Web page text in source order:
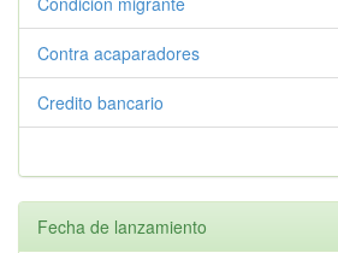
Contra acaparadores
Credito bancario
Fecha de lanzamiento